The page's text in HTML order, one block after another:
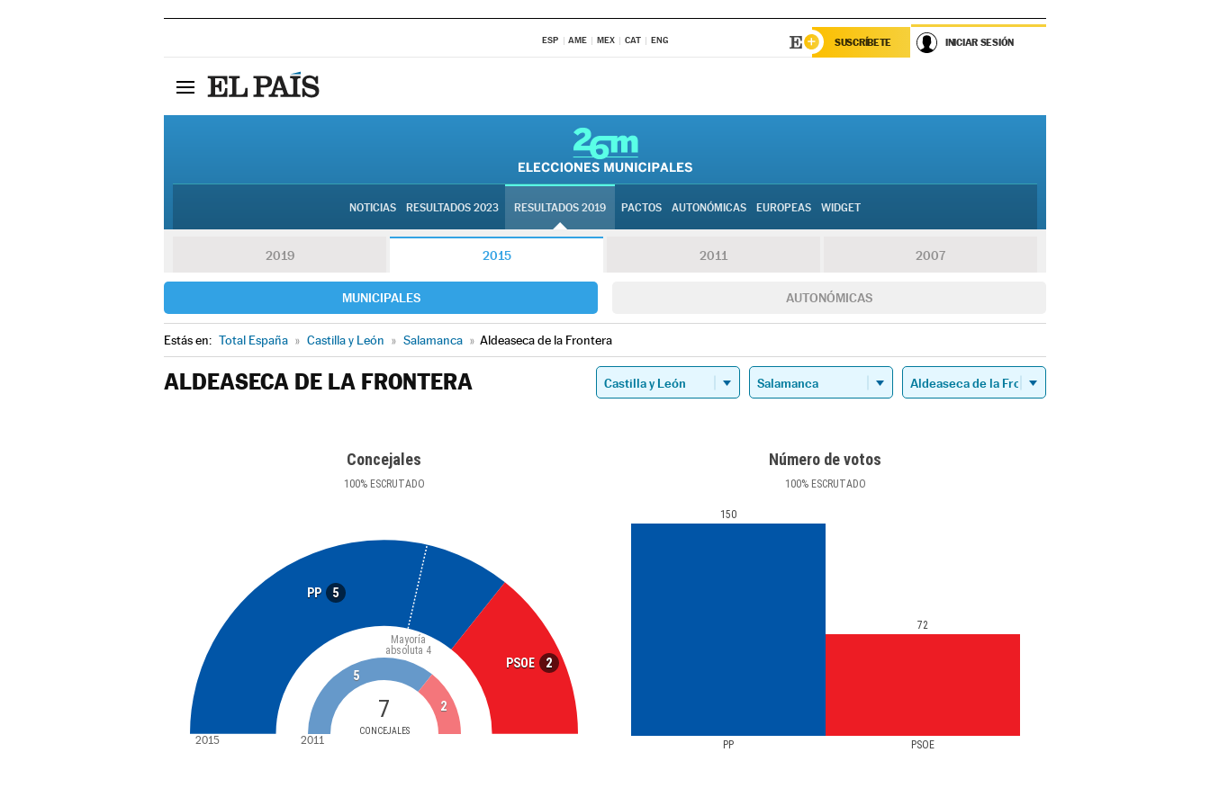
ESP AME MEX CAT ENG SUSCRÍBETE INICIAR SESIÓN
NOTICIAS RESULTADOS 2023 RESULTADOS 2019 PACTOS AUTONÓMICAS EUROPEAS WIDGET
2019 2015 2011 2007
MUNICIPALES AUTONÓMICAS
Estás en: Total España » Castilla y León » Salamanca » Aldeaseca de la Frontera
ALDEASECA DE LA FRONTERA
Concejales
100%ESCRUTADO
PP 5
PSOE 2
7
CONCEJALES
Mayoría
absoluta 4
5
2
2015 2011
Número de votos
100%ESCRUTADO
PP PSOE
150
72